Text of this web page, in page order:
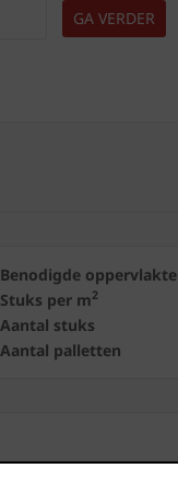
GA VERDER
Benodigde oppervlakte
Stuks per m2
Aantal stuks
Aantal palletten